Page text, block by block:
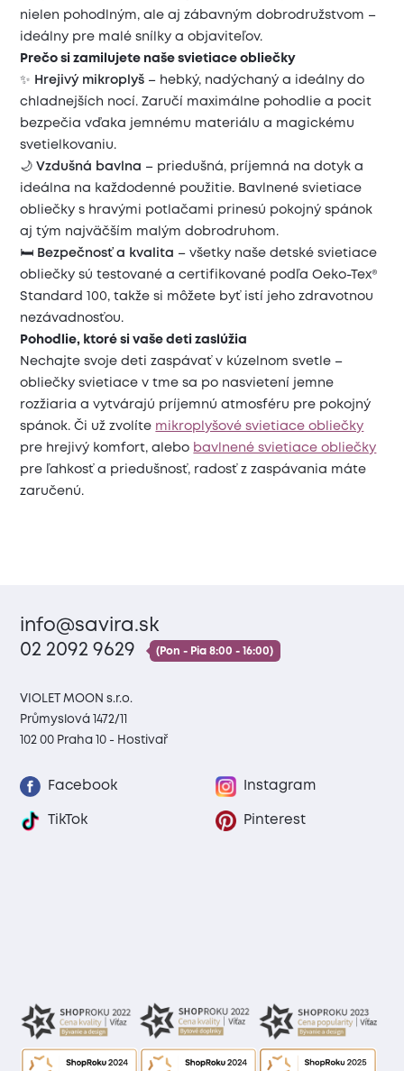
nielen pohodlným, ale aj zábavným dobrodružstvom –
ideálny pre malé snílky a objaviteľov.
Prečo si zamilujete naše svietiace obliečky
✨
Hrejivý mikroplyš – hebký, nadýchaný a ideálny do
chladnejších nocí. Zaručí maximálne pohodlie a pocit
bezpečia vďaka jemnému materiálu a magickému
svetielkovaniu.
🌙 Vzdušná bavlna – priedušná, príjemná na dotyk a
ideálna na každodenné použitie. Bavlnené svietiace
obliečky s hravými potlačami prinesú pokojný spánok
aj tým najväčším malým dobrodruhom.
🛏️ Bezpečnosť a kvalita – všetky naše detské svietiace
obliečky sú testované a certifikované podľa Oeko-Tex®
Standard 100, takže si môžete byť istí jeho zdravotnou
nezávadnosťou.
Pohodlie, ktoré si vaše deti zaslúžia
Nechajte svoje deti zaspávať v kúzelnom svetle –
obliečky svietiace v tme sa po nasvietení jemne
rozžiaria a vytvárajú príjemnú atmosféru pre pokojný
spánok. Či už zvolíte mikroplyšové svietiace obliečky
pre hrejivý komfort, alebo bavlnené svietiace obliečky
pre ľahkosť a priedušnosť, radosť z zaspávania máte
zaručenú.
info@savira.sk
02 2092 9629
(Pon - Pia 8:00 - 16:00)
VIOLET MOON s.r.o.
Průmyslová 1472/11
102 00 Praha 10 - Hostivař
Facebook Instagram
TikTok Pinterest